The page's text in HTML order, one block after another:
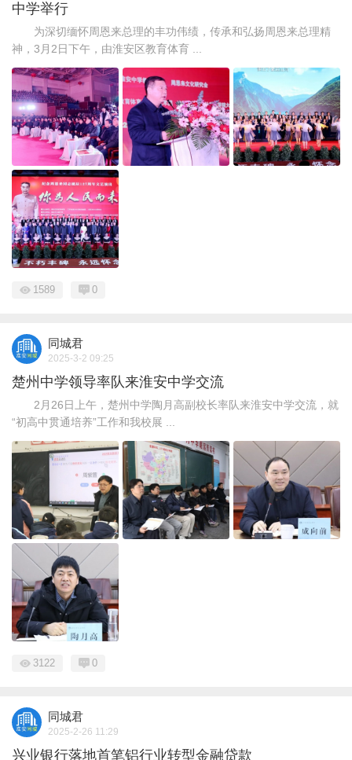
中学举行
为深切缅怀周恩来总理的丰功伟绩，传承和弘扬周恩来总理精
神，3月2日下午，由淮安区教育体育 ...
1589 0
同城君
2025-3-2 09:25
楚州中学领导率队来淮安中学交流
2月26日上午，楚州中学陶月高副校长率队来淮安中学交流，就
“初高中贯通培养”工作和我校展 ...
3122 0
同城君
2025-2-26 11:29
兴业银行落地首笔铝行业转型金融贷款